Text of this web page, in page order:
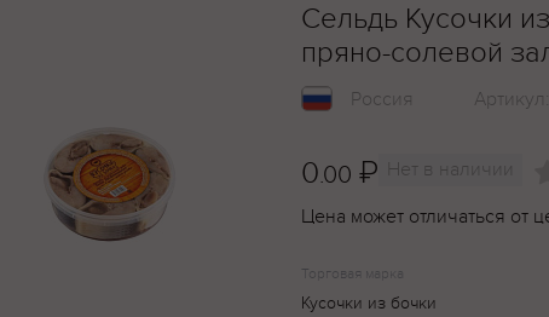
Сельдь Кусочки
пряно-солевой
Россия Артикул:
0.00 ₽ Нет в наличии
Цена может отличаться от
Торговая марка
Кусочки из бочки